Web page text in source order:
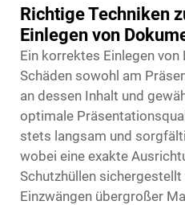
Richtige Techniken
Einlegen von
Ein korrektes Einlegen
Schäden sowohl am
an dessen Inhalt und
optimale
stets langsam und
wobei eine exakte
Schutzhüllen
Einzwängen übergroßer